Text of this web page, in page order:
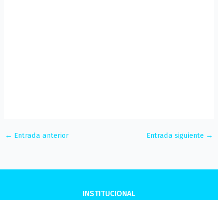
← Entrada anterior Entrada siguiente →
INSTITUCIONAL